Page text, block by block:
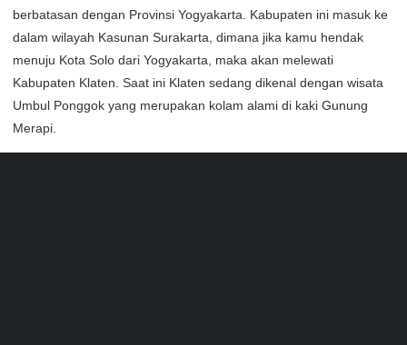
berbatasan dengan Provinsi Yogyakarta. Kabupaten ini masuk ke
dalam wilayah Kasunan Surakarta, dimana jika kamu hendak
menuju Kota Solo dari Yogyakarta, maka akan melewati
Kabupaten Klaten. Saat ini Klaten sedang dikenal dengan wisata
Umbul Ponggok yang merupakan kolam alami di kaki Gunung
Merapi.